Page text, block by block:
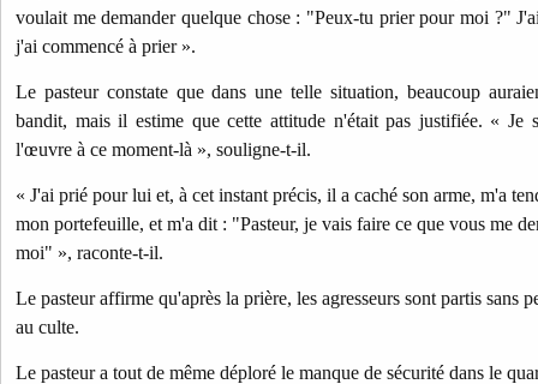
voulait me demander quelque chose : "Peux-tu prier pour moi ?"
j'ai commencé à prier ».
Le pasteur constate que dans une telle situation, beaucoup
bandit, mais il estime que cette attitude n'était pas justifiée. « Je
l'œuvre à ce moment-là », souligne-t-il.
« J'ai prié pour lui et, à cet instant précis, il a caché son arme, m'a
mon portefeuille, et m'a dit : "Pasteur, je vais faire ce que vous me
moi" », raconte-t-il.
Le pasteur affirme qu'après la prière, les agresseurs sont partis sans
au culte.
Le pasteur a tout de même déploré le manque de sécurité dans le